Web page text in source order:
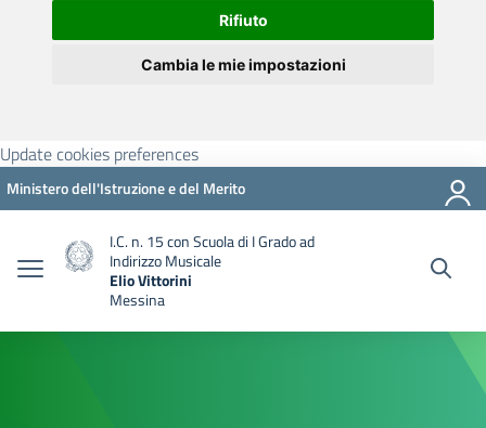
Rifiuto
Cambia le mie impostazioni
Update cookies preferences
Ministero dell'Istruzione e del Merito
I.C. n. 15 con Scuola di I Grado ad
Indirizzo Musicale
Elio Vittorini
Messina